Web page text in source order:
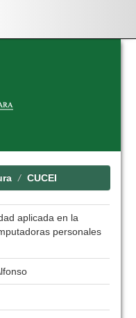
CUCEI
aplicada en la
personales